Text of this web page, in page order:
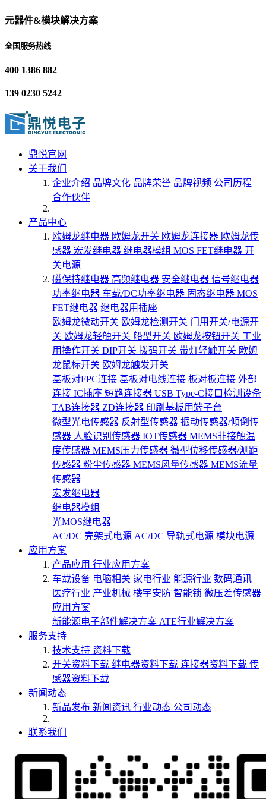
元器件&模块解决方案
全国服务热线
400 1386 882
139 0230 5242
鼎悦官网
关于我们
企业介绍 品牌文化 品牌荣誉 品牌视频 公司历程
合作伙伴
产品中心
欧姆龙继电器 欧姆龙开关 欧姆龙连接器 欧姆龙传
感器 宏发继电器 继电器模组 MOS FET继电器 开
关电源
磁保持继电器 高频继电器 安全继电器 信号继电器
功率继电器 车载/DC功率继电器 固态继电器 MOS
FET继电器 继电器用插座
欧姆龙微动开关 欧姆龙检测开关 门用开关/电源开
关 欧姆龙轻触开关 船型开关 欧姆龙按钮开关 工业
用操作开关 DIP开关 拨码开关 带灯轻触开关 欧姆
龙鼠标开关 欧姆龙触发开关
基板对FPC连接 基板对电线连接 板对板连接 外部
连接 IC插座 短路连接器 USB Type-C接口检测设备
TAB连接器 ZD连接器 印刷基板用端子台
微型光电传感器 反射型传感器 振动传感器/倾倒传
感器 人脸识别传感器 IOT传感器 MEMS非接触温
度传感器 MEMS压力传感器 微型位移传感器/测距
传感器 粉尘传感器 MEMS风量传感器 MEMS流量
传感器
宏发继电器
继电器模组
光MOS继电器
AC/DC 壳架式电源 AC/DC 导轨式电源 模块电源
应用方案
产品应用 行业应用方案
车载设备 电脑相关 家电行业 能源行业 数码通讯
医疗行业 产业机械 楼宇安防 智能锁 微压差传感器
应用方案
新能源电子部件解决方案 ATE行业解决方案
服务支持
技术支持 资料下载
开关资料下载 继电器资料下载 连接器资料下载 传
感器资料下载
新闻动态
新品发布 新闻资讯 行业动态 公司动态
联系我们